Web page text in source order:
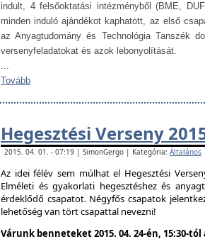
indult, 4 felsőoktatási intézményből (BME,
minden induló ajándékot kaphatott, az első
az Anyagtudomány és Technológia Tanszék
versenyfeladatokat és azok lebonyolítását.
...
Tovább
Hegesztési Verseny
2015. 04. 01. - 07:19 | SimonGergo | Kategória: Általános
Az idei félév sem múlhat el Hegesztési
Elméleti és gyakorlati hegesztéshez és
érdeklődő csapatot. Négyfős csapatok
lehetőség van tört csapattal nevezni!
Várunk benneteket 2015. 04. 24-én, 15:30-tól